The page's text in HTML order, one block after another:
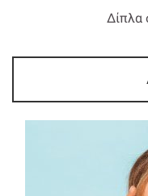
Δίπλα